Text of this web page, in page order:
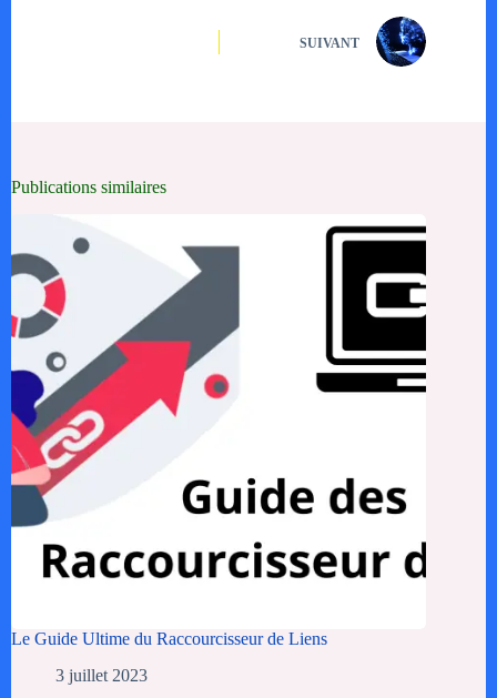
SUIVANT
Publications similaires
Le Guide Ultime du Raccourcisseur de Liens
3 juillet 2023